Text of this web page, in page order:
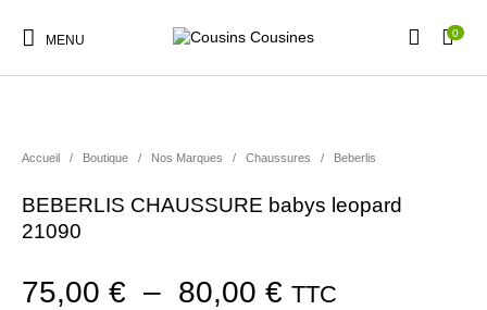
MENU 0
Nouveautés Promotions Chaussures Vêtements Filles
Vêtements Garçons Accessoires Cadeaux
Accueil / Boutique / Nos Marques / Chaussures / Beberlis
BEBERLIS CHAUSSURE babys leopard
21090
75,00€ – 80,00€ Plage de prix
TTC